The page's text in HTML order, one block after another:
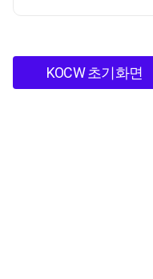
KOCW 초기화면